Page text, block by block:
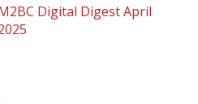
Digital Digest April